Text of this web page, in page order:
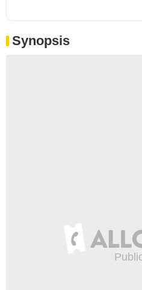
Synopsis